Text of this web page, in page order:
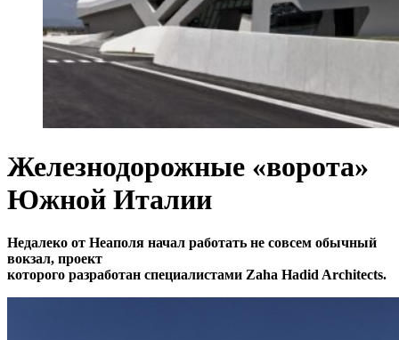
Железнодорожные «ворота»
Южной Италии
Недалеко от Неаполя начал работать не совсем обычный
вокзал, проект
которого разработан специалистами Zaha Hadid Architects.